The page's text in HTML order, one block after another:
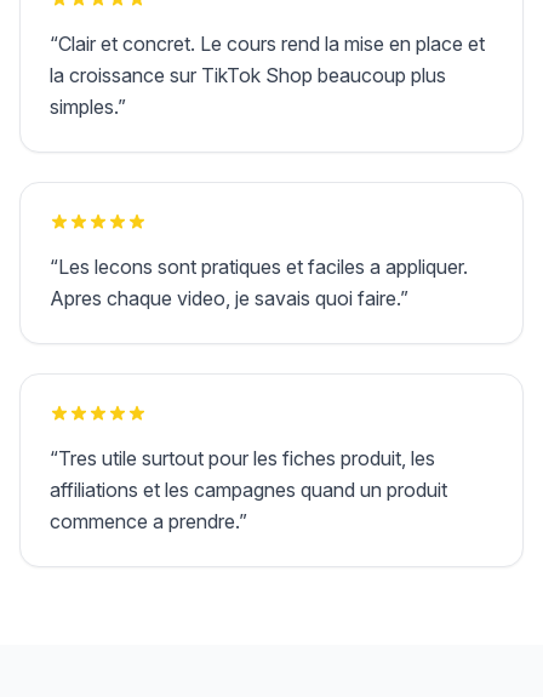
“Clair et concret. Le cours rend la mise en place et
la croissance sur TikTok Shop beaucoup plus
simples.”
“Les lecons sont pratiques et faciles a appliquer.
Apres chaque video, je savais quoi faire.”
“Tres utile surtout pour les fiches produit, les
affiliations et les campagnes quand un produit
commence a prendre.”